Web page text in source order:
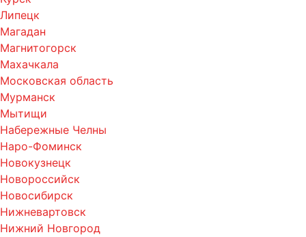
Липецк
Магадан
Магнитогорск
Махачкала
Московская область
Мурманск
Мытищи
Набережные Челны
Наро-Фоминск
Новокузнецк
Новороссийск
Новосибирск
Нижневартовск
Нижний Новгород